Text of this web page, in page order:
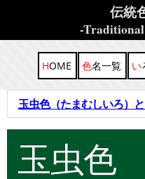
伝統
-
HOME 色名一覧
玉虫色（たまむしいろ）と
玉虫色